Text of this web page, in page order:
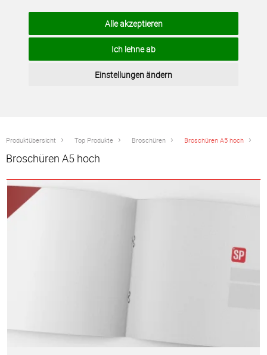
Alle akzeptieren
Ich lehne ab
Einstellungen ändern
Produktübersicht Top Produkte Broschüren Broschüren A5 hoch
Broschüren A5 hoch